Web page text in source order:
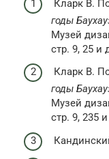
Кларк В.
годы
Музей
стр. 9, 25 и
Кларк В.
годы
Музей
стр. 9, 235